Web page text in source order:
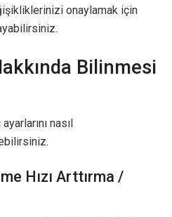
onaylamak için
Bilinmesi
nasıl
Hızı Arttırma /